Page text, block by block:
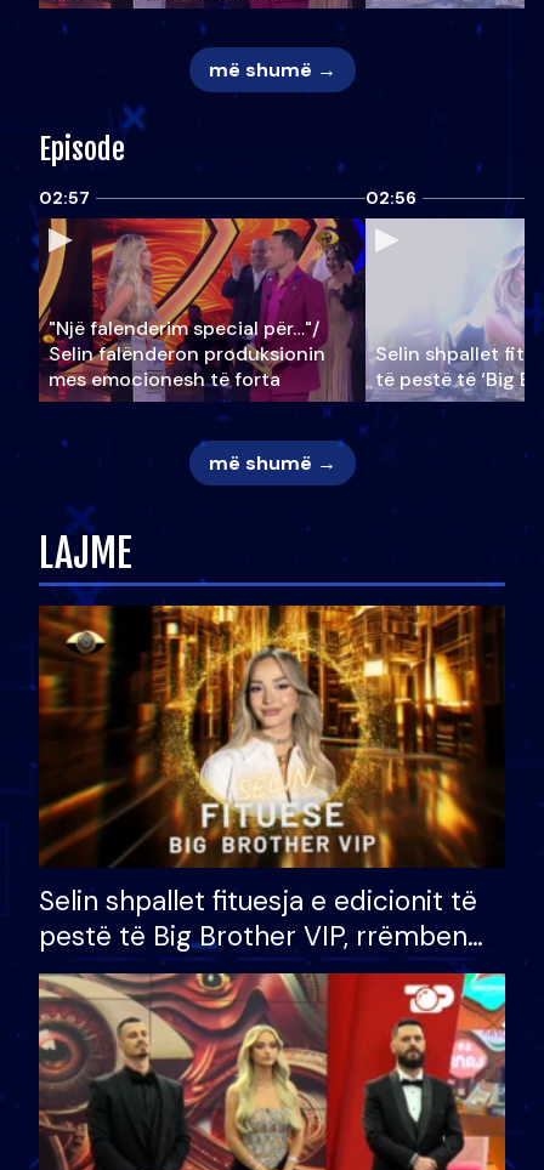
më shumë →
Episode
02:57
"Një falenderim special për…"/
Selin falënderon produksionin
mes emocionesh të forta
02:56
Selin shpallet
të pestë të ‘Big
më shumë →
LAJME
Selin shpallet fituesja e edicionit të
pestë të Big Brother VIP, rrëmben
çmimin e madh prej 100 mijë eurosh